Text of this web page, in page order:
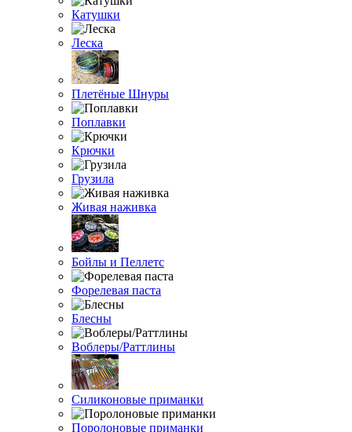
Катушки
Леска
Плетёные Шнуры
Поплавки
Крючки
Грузила
Живая наживка
Бойлы и Пеллетс
Форелевая паста
Блесны
Воблеры/Раттлины
Силиконовые приманки
Поролоновые приманки